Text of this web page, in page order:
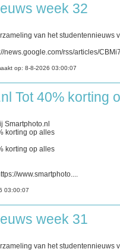
week 32
van het studentennieuws
news.google.com/rss/articles/
op: 8-8-2026 03:00:07
Tot 40% korting
Smartphoto.nl
korting op alles
korting op alles
www.smartphoto....
03:00:07
week 31
van het studentennieuws